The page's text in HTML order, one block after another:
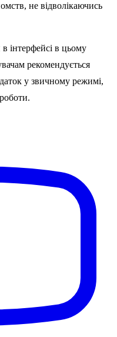
не відволікаючись
інтерфейсі в цьому
рекомендується
у звичному режимі,